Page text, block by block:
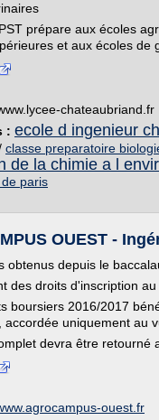
prépare aux écoles
et aux écoles de
chateaubriand.fr
: ecole d ingenieur
classe preparatoire
de la chimie a l
paris
OUEST -
obtenus depuis le
des droits d'inscription
boursiers 2016/2017
accordée uniquement au
devra être retourné
ouest.fr